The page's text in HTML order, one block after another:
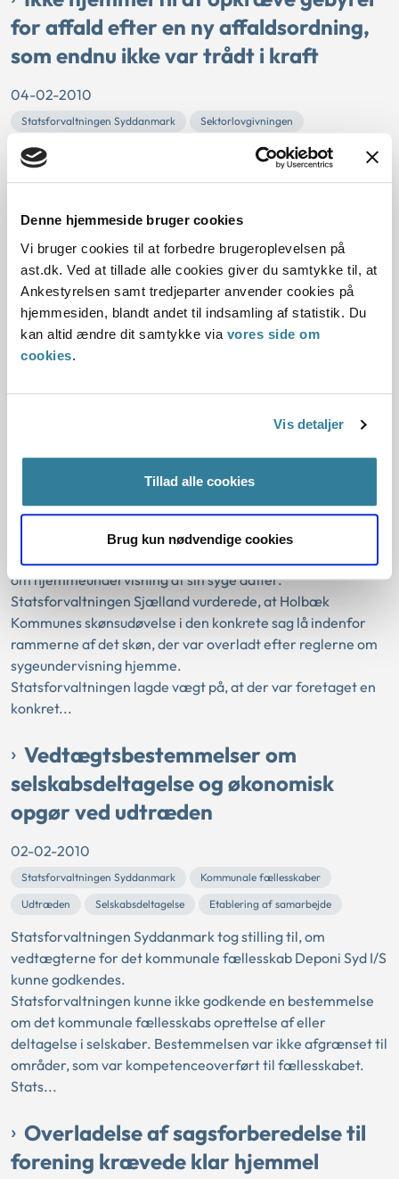
Denne hjemmeside bruger cookies
Vi bruger cookies til at forbedre brugeroplevelsen på
ast.dk. Ved at tillade alle cookies giver du samtykke til, at
Ankestyrelsen samt tredjeparter anvender cookies på
hjemmesiden, blandt andet til indsamling af statistik. Du
kan altid ændre dit samtykke via vores side om
cookies.
Vis detaljer
Tillad alle cookies
Brug kun nødvendige cookies
for affald efter en ny affaldsordning,
som endnu ikke var trådt i kraft
04-02-2010
Statsforvaltningen Syddanmark
Sektorlovgivningen
Miljølovgivning
Kerteminde Kommune havde i marts 2009 opkrævet gebyr
affaldsordning og et nyt affaldsregulativ, der trådte i kraft i
oktober 2009.
Statsforvaltningen Syddanmark vurderede, at Kerteminde
Kommune ikke havde haft hjemmel til at opkræve
gebyrerne i henhold til den nye affaldsordning, fordi
ordninge...
Holbæk Kommune ville ikke imødekomme en borgers ønske
om hjemmeundervisning af sin syge datter.
Statsforvaltningen Sjælland vurderede, at Holbæk
Kommunes skønsudøvelse i den konkrete sag lå indenfor
rammerne af det skøn, der var overladt efter reglerne om
sygeundervisning hjemme.
Statsforvaltningen lagde vægt på, at der var foretaget en
konkret...
Vedtægtsbestemmelser om
selskabsdeltagelse og økonomisk
opgør ved udtræden
02-02-2010
Statsforvaltningen Syddanmark
Kommunale fællesskaber
Udtræden
Selskabsdeltagelse Etablering af samarbejde
Statsforvaltningen Syddanmark tog stilling til, om
vedtægterne for det kommunale fællesskab Deponi Syd I/S
kunne godkendes.
Statsforvaltningen kunne ikke godkende en bestemmelse
om det kommunale fællesskabs oprettelse af eller
deltagelse i selskaber. Bestemmelsen var ikke afgrænset til
områder, som var kompetenceoverført til fællesskabet.
Stats...
Overladelse af sagsforberedelse til
forening krævede klar hjemmel